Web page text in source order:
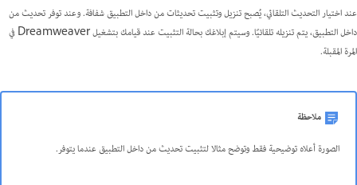
عند اختيار التحديث التلقائي، يُصبح تنزيل وتثبيت تحديثات من داخل التطبيق شفافة. وعند توفر تحديث من
داخل التطبيق، يتم تنزيله تلقائيًا. وسيتم إبلاغك بحالة التثبيت عند قيامك بتشغيل Dreamweaver في
المرة المقبلة.
ملاحظة
الصورة أعلاه توضيحية فقط وتوضح مثالا لتثبيت تحديث من داخل التطبيق عندما يتوفر.